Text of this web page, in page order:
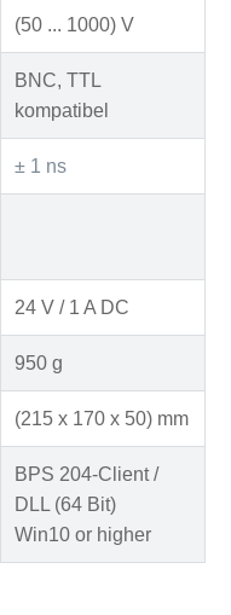
(50 ... 1000) V
BNC, TTL
kompatibel
± 1 ns
24 V / 1 A DC
950 g
(215 x 170 x 50) mm
BPS 204-Client /
DLL (64 Bit)
Win10 or higher